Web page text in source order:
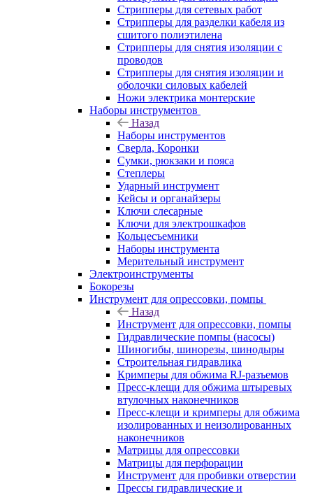
Стрипперы для сетевых работ
Стрипперы для разделки кабеля из
сшитого полиэтилена
Cтрипперы для снятия изоляции с
проводов
Стрипперы для снятия изоляции и
оболочки силовых кабелей
Ножи электрика монтерские
Наборы инструментов
Назад
Наборы инструментов
Сверла, Коронки
Сумки, рюкзаки и пояса
Степлеры
Ударный инструмент
Кейсы и органайзеры
Ключи слесарные
Ключи для электрошкафов
Кольцесъемники
Наборы инструмента
Мерительный инструмент
Электроинструменты
Бокорезы
Инструмент для опрессовки, помпы
Назад
Инструмент для опрессовки, помпы
Гидравлические помпы (насосы)
Шиногибы, шинорезы, шинодыры
Строительная гидравлика
Кримперы для обжима RJ-разъемов
Пресс-клещи для обжима штыревых
втулочных наконечников
Пресс-клещи и кримперы для обжима
изолированных и неизолированных
наконечников
Матрицы для опрессовки
Матрицы для перфорации
Инструмент для пробивки отверстии
Прессы гидравлические и